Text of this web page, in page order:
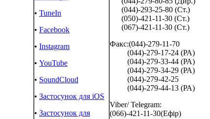
• TuneIn
• Facebook
• Instagram
• YouTube
• SoundCloud
• Застосунок для iOS
• Застосунок для
(044)-293-25-80 (Ст.)
(050)-421-11-30 (Ст.)
(067)-421-11-30 (Ст.)
Факс:(044)-279-11-70
(044)-279-17-24 (РА)
(044)-279-33-44 (РА)
(044)-279-34-29 (РА)
(044)-279-42-25
(044)-279-44-13 (РА)
Viber/ Telegram:
(066)-421-11-30(Ефір)